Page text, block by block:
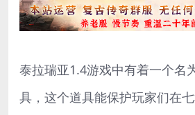
泰拉瑞亚1.4游戏中有着一个名
具，这个道具能保护玩家们在